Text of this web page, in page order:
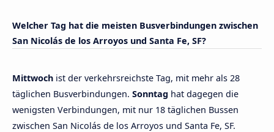
Welcher Tag hat die meisten Busverbindungen zwischen
San Nicolás de los Arroyos und Santa Fe, SF?
Mittwoch ist der verkehrsreichste Tag, mit mehr als 28
täglichen Busverbindungen. Sonntag hat dagegen die
wenigsten Verbindungen, mit nur 18 täglichen Bussen
zwischen San Nicolás de los Arroyos und Santa Fe, SF.